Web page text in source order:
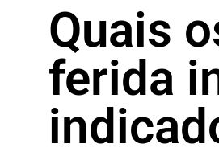
Quais
ferida